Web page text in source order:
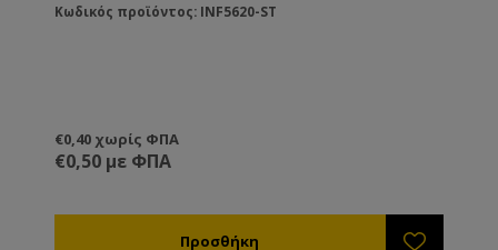
Κωδικός προϊόντος: INF5620-ST
€0,40 χωρίς ΦΠΑ
€0,50 με ΦΠΑ